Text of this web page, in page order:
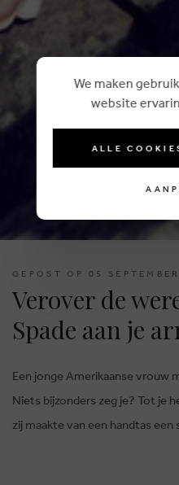
GEPOST OP 05
Verover de
Spade aan je
Een jonge Amerikaanse vrouw
Niets bijzonders zeg je? Tot je
zij maakte van een handtas
We maken
website
ALLE